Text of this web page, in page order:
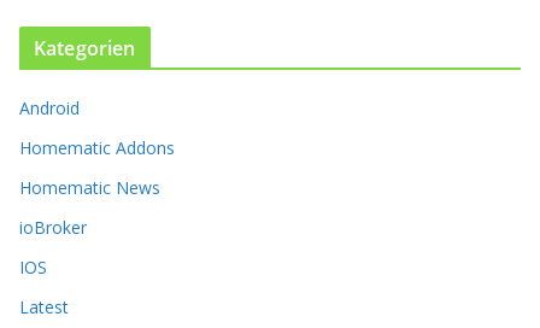
n
k
n
n
n
a
f
Kategorien
Android
Homematic Addons
Homematic News
ioBroker
IOS
Latest